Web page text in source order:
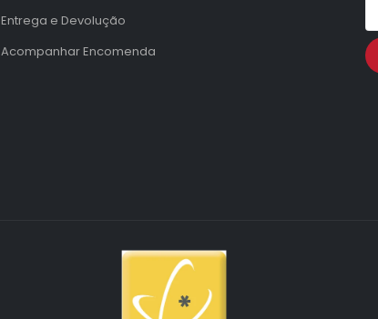
Entrega e Devolução
Acompanhar Encomenda